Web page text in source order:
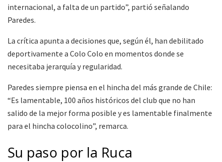
internacional, a falta de un partido”, partió señalando
Paredes.
La crítica apunta a decisiones que, según él, han debilitado
deportivamente a Colo Colo en momentos donde se
necesitaba jerarquía y regularidad.
Paredes siempre piensa en el hincha del más grande de Chile:
“Es lamentable, 100 años históricos del club que no han
salido de la mejor forma posible y es lamentable finalmente
para el hincha colocolino”, remarca.
Su paso por la Ruca